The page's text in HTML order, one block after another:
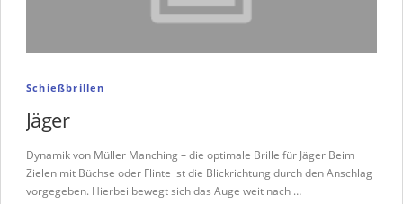
Schießbrillen
Jäger
Dynamik von Müller Manching – die optimale Brille für Jäger Beim
Zielen mit Büchse oder Flinte ist die Blickrichtung durch den Anschlag
vorgegeben. Hierbei bewegt sich das Auge weit nach …